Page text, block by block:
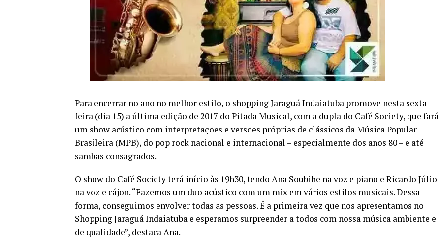
Para encerrar no ano no melhor estilo, o shopping Jaraguá Indaiatuba promove nesta sexta-
feira (dia 15) a última edição de 2017 do Pitada Musical, com a dupla do Café Society, que fará
um show acústico com interpretações e versões próprias de clássicos da Música Popular
Brasileira (MPB), do pop rock nacional e internacional – especialmente dos anos 80 – e até
sambas consagrados.
O show do Café Society terá início às 19h30, tendo Ana Soubihe na voz e piano e Ricardo Júlio
na voz e cájon. “Fazemos um duo acústico com um mix em vários estilos musicais. Dessa
forma, conseguimos envolver todas as pessoas. É a primeira vez que nos apresentamos no
Shopping Jaraguá Indaiatuba e esperamos surpreender a todos com nossa música ambiente e
de qualidade”, destaca Ana.